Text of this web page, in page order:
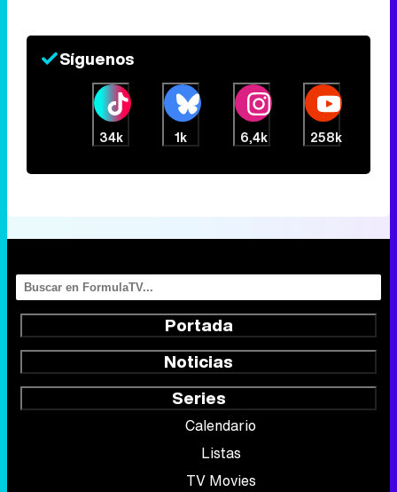
Síguenos
34k 1k 6,4k 258k
Portada
Noticias
Series
Calendario
Listas
TV Movies